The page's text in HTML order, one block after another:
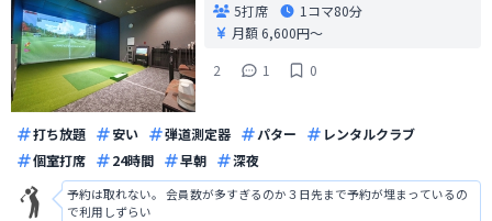
5打席
1コマ80分
月額 6,600円〜
2
1 0
打ち放題 安い 弾道測定器 パター
レンタルクラブ
個室打席
24時間 早朝 深夜
予約は取れない。 会員数が多すぎるのか３日先まで予約が埋まっているの
で利用しずらい